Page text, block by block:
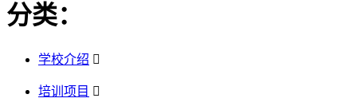
分类：
学校介绍 
培训项目 